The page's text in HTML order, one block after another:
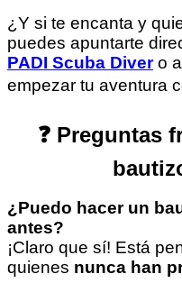
¿Y si te encanta y
puedes apuntarte
PADI Scuba Divero al
empezar tu aventura
❓ Preguntas
¿Puedo hacer un
antes?
¡Claro que sí! Está
quienes nunca han